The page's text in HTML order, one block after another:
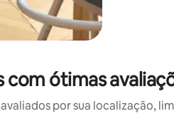
com ótimas
por sua localização,